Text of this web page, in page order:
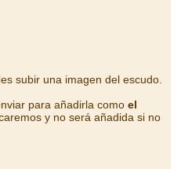
subir una imagen del escudo.
para añadirla como el
y no será añadida si no